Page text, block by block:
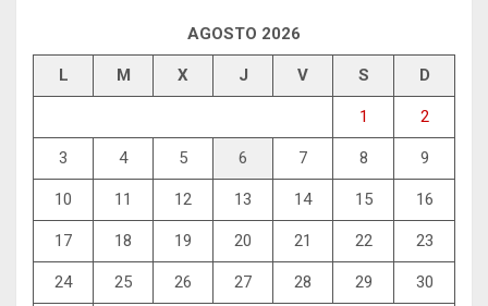
AGOSTO 2026
L M X J V S D
1 2
3 4 5 6 7 8 9
10 11 12 13 14 15 16
17 18 19 20 21 22 23
24 25 26 27 28 29 30